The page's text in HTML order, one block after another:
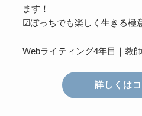
ます！
☑ぼっちでも楽しく生きる極
Webライティング4年目｜教
詳しくは